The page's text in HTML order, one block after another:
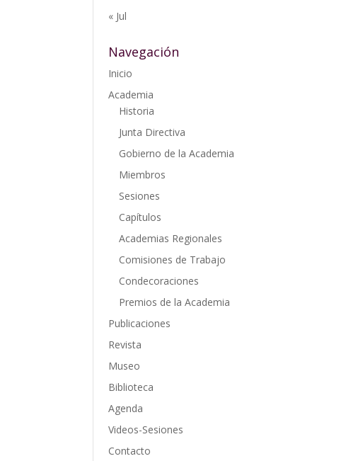
« Jul
Navegación
Inicio
Academia
Historia
Junta Directiva
Gobierno de la Academia
Miembros
Sesiones
Capítulos
Academias Regionales
Comisiones de Trabajo
Condecoraciones
Premios de la Academia
Publicaciones
Revista
Museo
Biblioteca
Agenda
Videos-Sesiones
Contacto